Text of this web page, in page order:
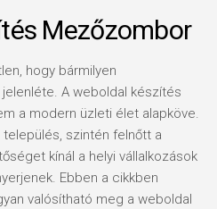
Mezőzombor
hogy bármilyen
A weboldal készítés
a modern üzleti élet alapköve.
szintén felnőtt a
kínál a helyi vállalkozások
Ebben a cikkben
valósítható meg a weboldal